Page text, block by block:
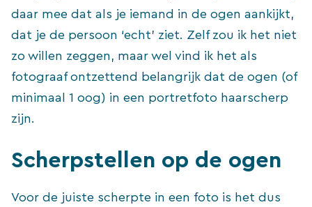
daar mee dat als je iemand in de ogen aankijkt,
dat je de persoon ‘echt’ ziet. Zelf zou ik het niet
zo willen zeggen, maar wel vind ik het als
fotograaf ontzettend belangrijk dat de ogen (of
minimaal 1 oog) in een portretfoto haarscherp
zijn.
Scherpstellen op de ogen
Voor de juiste scherpte in een foto is het dus